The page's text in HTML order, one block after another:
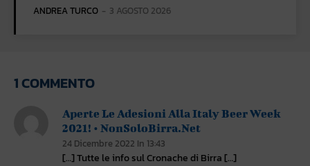
ANDREA TURCO - 3 AGOSTO 2026
1 COMMENTO
Aperte Le Adesioni Alla Italy Beer Week
2021! • NonSoloBirra.net
24 Dicembre 2022 In 13:43
[…] Tutte le info sul Cronache di Birra […]